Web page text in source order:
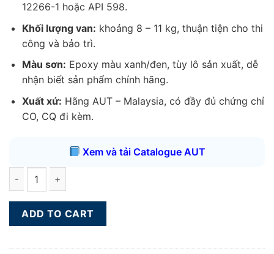
12266-1 hoặc API 598.
Khối lượng van: khoảng 8 – 11 kg, thuận tiện cho thi
công và bảo trì.
Màu sơn: Epoxy màu xanh/đen, tùy lô sản xuất, dễ
nhận biết sản phẩm chính hãng.
Xuất xứ: Hãng AUT – Malaysia, có đầy đủ chứng chỉ
CO, CQ đi kèm.
Xem và tải Catalogue AUT
ADD TO CART